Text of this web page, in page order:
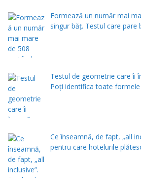
Formează un număr mai
singur băț. Testul care pare
Testul de geometrie care îi
Poți identifica toate formele
Ce înseamnă, de fapt, „all
pentru care hotelurile